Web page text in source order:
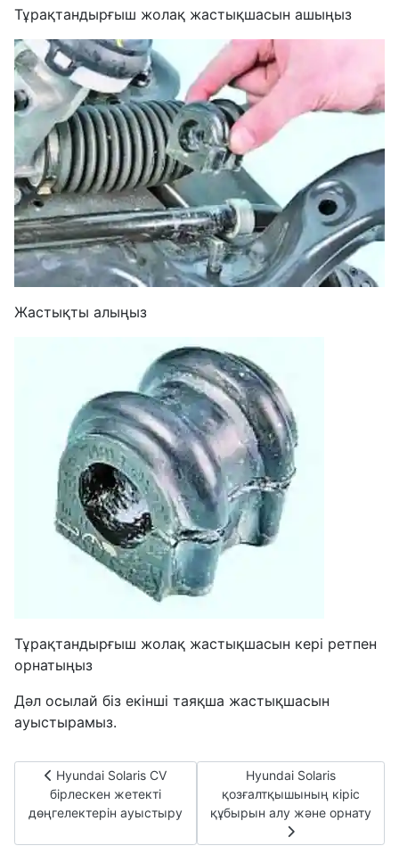
Тұрақтандырғыш жолақ жастықшасын ашыңыз
Жастықты алыңыз
Тұрақтандырғыш жолақ жастықшасын кері ретпен
орнатыңыз
Дәл осылай біз екінші таяқша жастықшасын
ауыстырамыз.
Алдыңғы мақала:Hyundai Solaris CV бірлескен жетекті
Hyundai Solaris CV
бірлескен жетекті
дөңгелектерін ауыстыру
Келесі мақала:Hyundai
Hyundai Solaris
қозғалтқышының кіріс
құбырын алу және орнату